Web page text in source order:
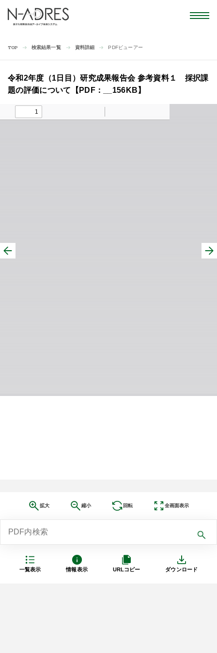
TOP 検索結果一覧 資料詳細 PDFビューアー
一覧表示 情報表示 URLコピー ダウンロード
令和2年度（1日目）研究成果報告会 参考資料１ 採択課
題の評価について【PDF：__156KB】
拡大 縮小 回転 全画面表示